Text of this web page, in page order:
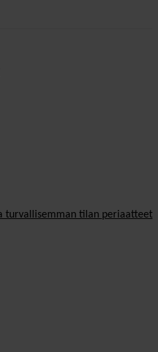
turvallisemman tilan periaatteet